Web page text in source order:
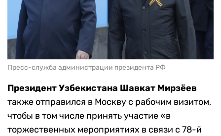
Пресс-служба администрации президента РФ
Президент Узбекистана Шавкат Мирзёев
также отправился в Москву с рабочим визитом,
чтобы в том числе принять участие «в
торжественных мероприятиях в связи с 78-й